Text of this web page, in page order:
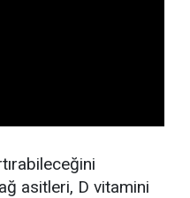
asitleri, D vitamini